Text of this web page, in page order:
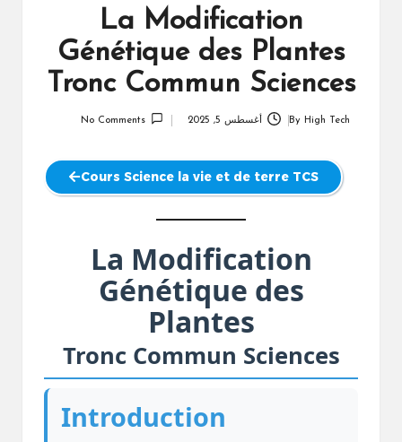
La Modification
Génétique des Plantes
Tronc Commun Sciences
By High Tech أغسطس 5, 2025 No Comments
Cours Science la vie et de terre TCS
La Modification
Génétique des
Plantes
Tronc Commun Sciences
Introduction